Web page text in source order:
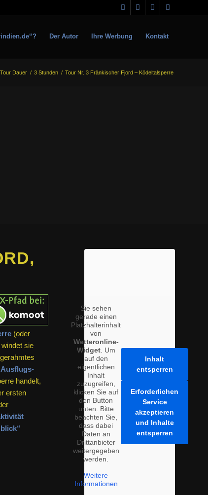
Der Autor Ihre Werbung Kontakt
Dauer / 3 Stunden / Tour Nr. 3 Fränkischer Fjord – Ködeltalsperre
(oder
windet sie
handelt,
ersten
Sie sehen
gerade einen
Platzhalterinhalt
von
Wetteronline-
Widget. Um
auf den
eigentlichen
Inhalt
zuzugreifen,
klicken Sie auf
den Button
unten. Bitte
beachten Sie,
dass dabei
Daten an
Drittanbieter
weitergegeben
werden.
Weitere
Informationen
Inhalt
entsperren
Erforderlichen
Service
akzeptieren
und Inhalte
entsperren